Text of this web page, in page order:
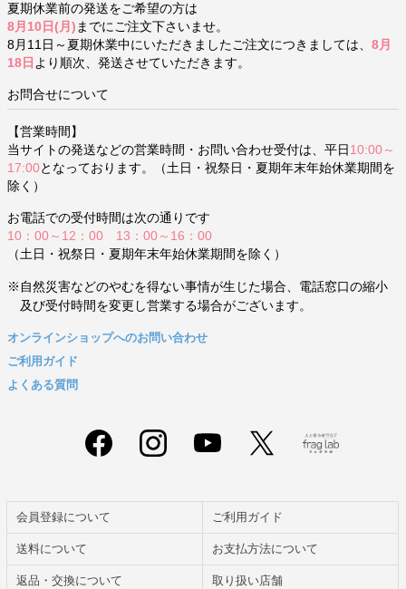
夏期休業前の発送をご希望の方は
8月10日(月) までにご注文下さいませ。
8月11日～夏期休業中にいただきましたご注文につきましては、 8月
18日 より順次、発送させていただきます。
お問合せについて
【営業時間】
当サイトの発送などの営業時間・お問い合わせ受付は、平日 10:00～
17:00となっております。（土日・祝祭日・夏期年末年始休業期間を
除く）
お電話での受付時間は次の通りです
10：00～12：00 13：00～16：00
（土日・祝祭日・夏期年末年始休業期間を除く）
※自然災害などのやむを得ない事情が生じた場合、電話窓口の縮小
及び受付時間を変更し営業する場合がございます。
オンラインショップへのお問い合わせ
ご利用ガイド
よくある質問
会員登録について ご利用ガイド
送料について お支払方法について
返品・交換について 取り扱い店舗